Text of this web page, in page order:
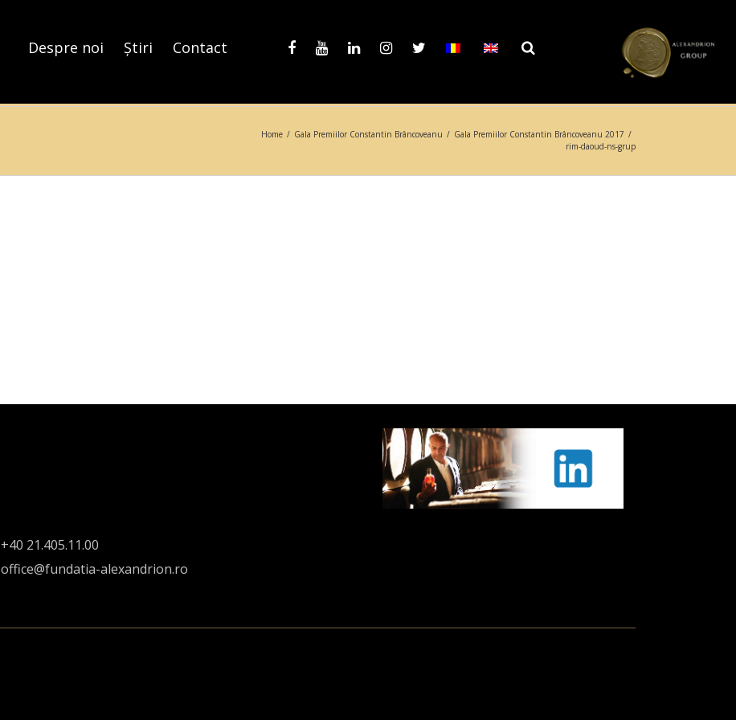
Despre noi Știri Contact
Home / Gala Premiilor Constantin Brâncoveanu / Gala Premiilor Constantin Brâncoveanu 2017 /
rim-daoud-ns-grup
+40 21.405.11.00
office@fundatia-alexandrion.ro